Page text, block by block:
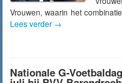
Vrouwen, waarin het
Lees verder →
Nationale G-